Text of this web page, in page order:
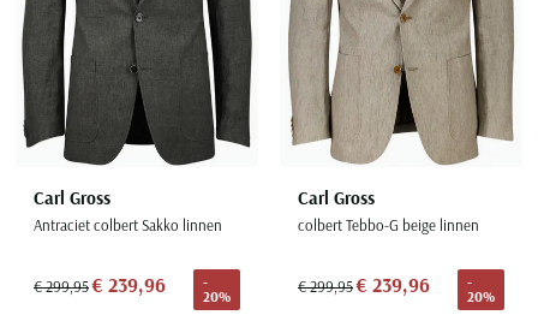
Carl Gross
Antraciet colbert Sakko linnen
€ 299,95€ 239,96
-
20%
Carl Gross
colbert Tebbo-G beige linnen
€ 299,95€ 239,96
-
20%